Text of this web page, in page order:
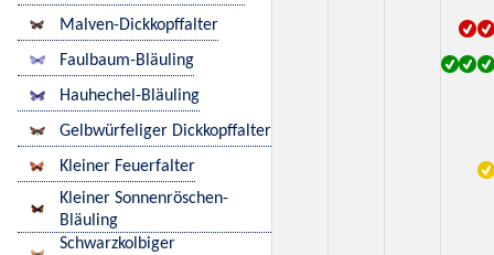
Malven-Dickkopffalter
Faulbaum-Bläuling
Hauhechel-Bläuling
Gelbwürfeliger Dickkopffalter
Kleiner Feuerfalter
Kleiner Sonnenröschen-
Bläuling
Schwarzkolbiger